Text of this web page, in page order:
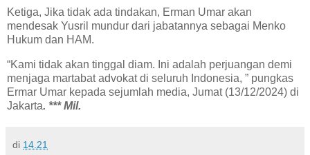
Ketiga, Jika tidak ada tindakan, Erman Umar akan
mendesak Yusril mundur dari jabatannya sebagai Menko
Hukum dan HAM.
“Kami tidak akan tinggal diam. Ini adalah perjuangan demi
menjaga martabat advokat di seluruh Indonesia, ” pungkas
Ermar Umar kepada sejumlah media, Jumat (13/12/2024) di
Jakarta. *** Mil.
di 14.21